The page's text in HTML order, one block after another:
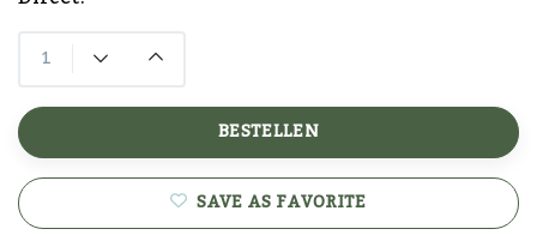
BESTELLEN
SAVE AS FAVORITE